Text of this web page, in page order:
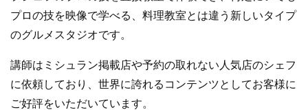
プロの技を映像で学べる、料理教室とは違う新しいタイプ
のグルメスタジオです。
講師はミシュラン掲載店や予約の取れない人気店のシェフ
に依頼しており、世界に誇れるコンテンツとしてお客様に
ご好評をいただいています。